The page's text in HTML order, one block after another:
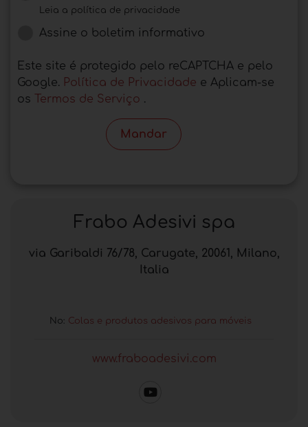
Leia a política de privacidade
Assine o boletim informativo
Este site é protegido pelo reCAPTCHA e pelo
Google. Política de Privacidade e Aplicam-se
os
Termos de Serviço .
Mandar
Frabo Adesivi spa
via Garibaldi 76/78, Carugate, 20061, Milano,
Italia
No: Colas e produtos adesivos para móveis
www.fraboadesivi.com